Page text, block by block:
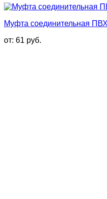
Муфта соединительная
от: 61 руб.